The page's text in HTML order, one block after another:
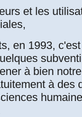
et les
en 1993,
à bien
à des